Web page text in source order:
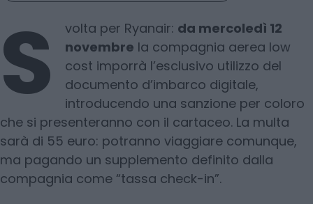
S volta per Ryanair: da mercoledì 12
novembre la compagnia aerea low
cost imporrà l’esclusivo utilizzo del
documento d’imbarco digitale,
introducendo una sanzione per coloro
che si presenteranno con il cartaceo. La multa
sarà di 55 euro: potranno viaggiare comunque,
ma pagando un supplemento definito dalla
compagnia come “tassa check-in”.